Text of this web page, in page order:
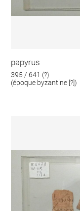
papyrus
395 / 641 (?)
(époque byzantine [?])